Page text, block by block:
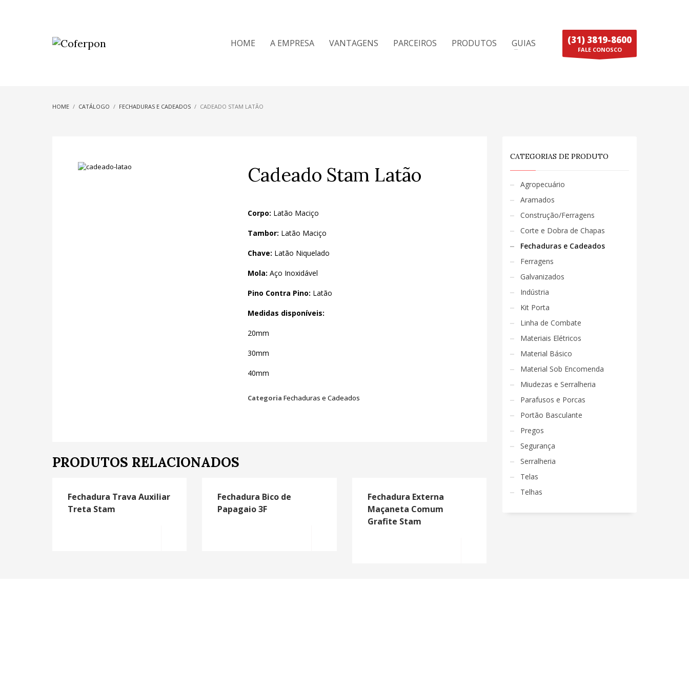
HOME A EMPRESA VANTAGENS PARCEIROS PRODUTOS GUIAS (31) 3819-8600
FALE CONOSCO
HOME CATÁLOGO FECHADURAS E CADEADOS CADEADO STAM LATÃO
Cadeado Stam Latão
Corpo: Latão Maciço
Tambor: Latão Maciço
Chave: Latão Niquelado
Mola: Aço Inoxidável
Pino Contra Pino: Latão
Medidas disponíveis:
20mm
30mm
40mm
CategoriaFechaduras e Cadeados
PRODUTOS RELACIONADOS
Fechadura Trava Auxiliar
Treta Stam
Fechadura Bico de
Papagaio 3F
Fechadura Externa
Maçaneta Comum
Grafite Stam
CATEGORIAS DE PRODUTO
Agropecuário
Aramados
Construção/Ferragens
Corte e Dobra de Chapas
Fechaduras e Cadeados
Ferragens
Galvanizados
Indústria
Kit Porta
Linha de Combate
Materiais Elétricos
Material Básico
Material Sob Encomenda
Miudezas e Serralheria
Parafusos e Porcas
Portão Basculante
Pregos
Segurança
Serralheria
Telas
Telhas